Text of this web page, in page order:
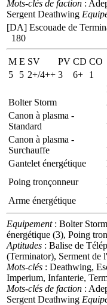
Mots-clés de faction :
Sergent Deathwing
[DA] Escouade de
180
M E SV PV CD CO
5
5 2+/4++ 3 6+
1
Bolter Storm
Canon à plasma -
Standard
Canon à plasma -
Surchauffe
Gantelet énergétique
Poing tronçonneur
Arme énergétique
Equipement: Bolter
énergétique (3), Poing
Aptitudes : Balise de
(Terminator), Serment de
Mots-clés : Deathwing,
Imperium, Infanterie,
Mots-clés de faction :
Sergent Deathwing